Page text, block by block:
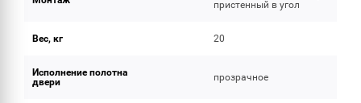
пристенный в угол
Вес, кг 20
Исполнение полотна
двери
прозрачное